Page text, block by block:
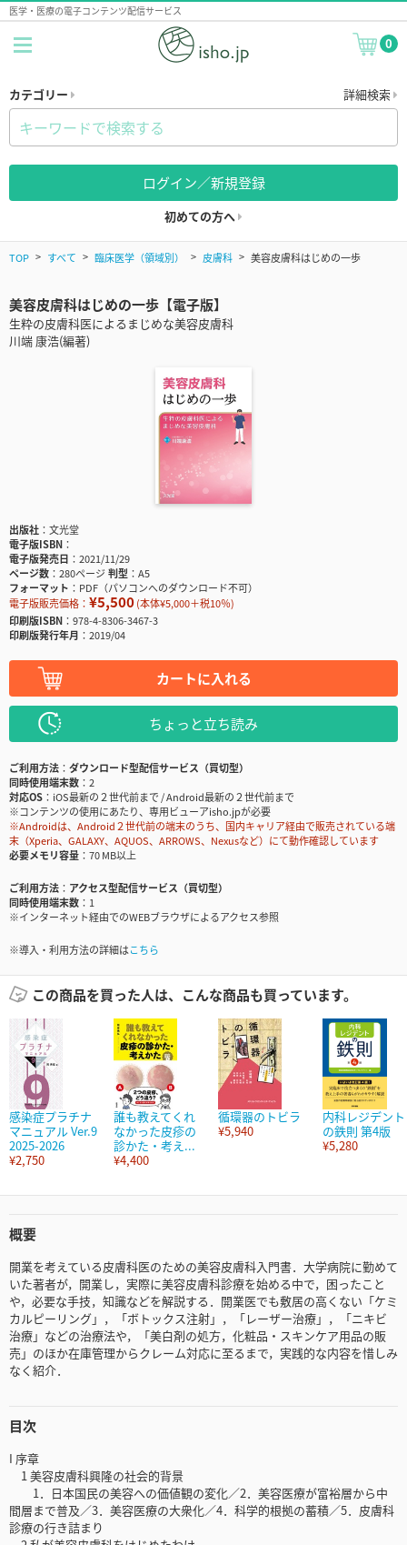
医学・医療の電子コンテンツ配信サービス
0
カテゴリー 詳細検索
ログイン／新規登録
初めての方へ
TOP すべて 臨床医学（領域別） 皮膚科 美容皮膚科はじめの一歩
美容皮膚科はじめの一歩【電子版】
生粋の皮膚科医によるまじめな美容皮膚科
川端 康浩(編著)
出版社
文光堂
電子版ISBN
電子版発売日
2021/11/29
ページ数
280ページ判型
A5
フォーマット
PDF（パソコンへのダウンロード不可）
電子版販売価格： ¥5,500(本体¥5,000＋税10％)
印刷版ISBN
978-4-8306-3467-3
印刷版発行年月
2019/04
カートに入れる
ちょっと立ち読み
ご利用方法
ダウンロード型配信サービス（買切型）
同時使用端末数
2
対応OS
iOS最新の２世代前まで / Android最新の２世代前まで
※コンテンツの使用にあたり、専用ビューアisho.jpが必要
※Androidは、Android２世代前の端末のうち、国内キャリア経由で販売されている端
末（Xperia、GALAXY、AQUOS、ARROWS、Nexusなど）にて動作確認しています
必要メモリ容量
70 MB以上
ご利用方法
アクセス型配信サービス（買切型）
同時使用端末数
1
※インターネット経由でのWEBブラウザによるアクセス参照
※導入・利用方法の詳細はこちら
この商品を買った人は、こんな商品も買っています。
感染症プラチナ
マニュアル Ver.9
2025-2026
¥2,750
誰も教えてくれ
なかった皮疹の
診かた・考え...
¥4,400
循環器のトビラ
¥5,940
内科レジデント
の鉄則 第4版
¥5,280
概要
開業を考えている皮膚科医のための美容皮膚科入門書．大学病院に勤めて
いた著者が，開業し，実際に美容皮膚科診療を始める中で，困ったこと
や，必要な手技，知識などを解説する．開業医でも敷居の高くない「ケミ
カルピーリング」，「ボトックス注射」，「レーザー治療」，「ニキビ
治療」などの治療法や，「美白剤の処方，化粧品・スキンケア用品の販
売」のほか在庫管理からクレーム対応に至るまで，実践的な内容を惜しみ
なく紹介．
目次
I 序章
1 美容皮膚科興隆の社会的背景
1．日本国民の美容への価値観の変化／2．美容医療が富裕層から中
間層まで普及／3．美容医療の大衆化／4．科学的根拠の蓄積／5．皮膚科
診療の行き詰まり